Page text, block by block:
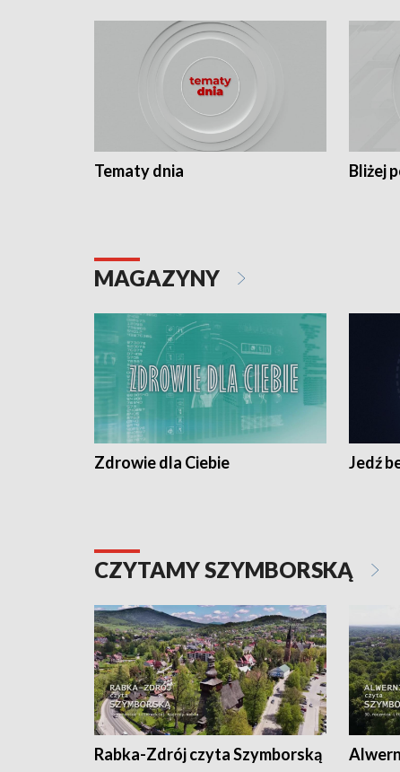
Tematy dnia Bliżej
MAGAZYNY
Zdrowie dla Ciebie Jedź
CZYTAMY SZYMBORSKĄ
Rabka-Zdrój czyta Szymborską